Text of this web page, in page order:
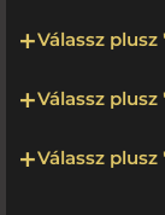
Válassz
Válassz
Válassz